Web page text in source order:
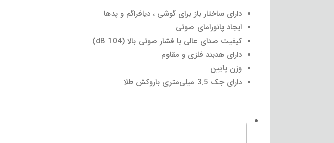
دارای ساختار باز برای گوشی ، دیافراگم و پدها
ایجاد پانورامای صوتی
کیفیت صدای عالی با فشار صوتی بالا (104 dB)
دارای هدبند فلزی و مقاوم
وزن پایین
دارای جک 3.5 میلی‌متری باروکش طلا